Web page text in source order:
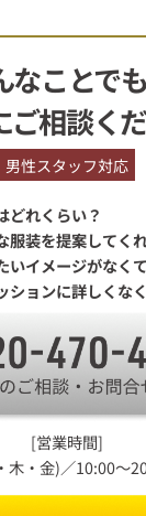
なことでも
相談くだ
男性スタッフ対応
どれくらい？
服装を提案してく
いイメージがなく
ションに詳しくな
[営業時間]
木・金)／10:00～